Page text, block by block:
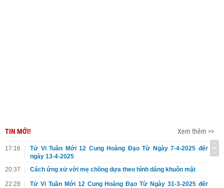
TIN MỚI! Xem thêm >>
17:16
Tử Vi Tuần Mới 12 Cung Hoàng Đạo Từ Ngày 7-4-2025 đến
ngày 13-4-2025
20:37
Cách ứng xử với mẹ chồng dựa theo hình dáng khuôn mặt
22:28
Tử Vi Tuần Mới 12 Cung Hoàng Đạo Từ Ngày 31-3-2025 đến